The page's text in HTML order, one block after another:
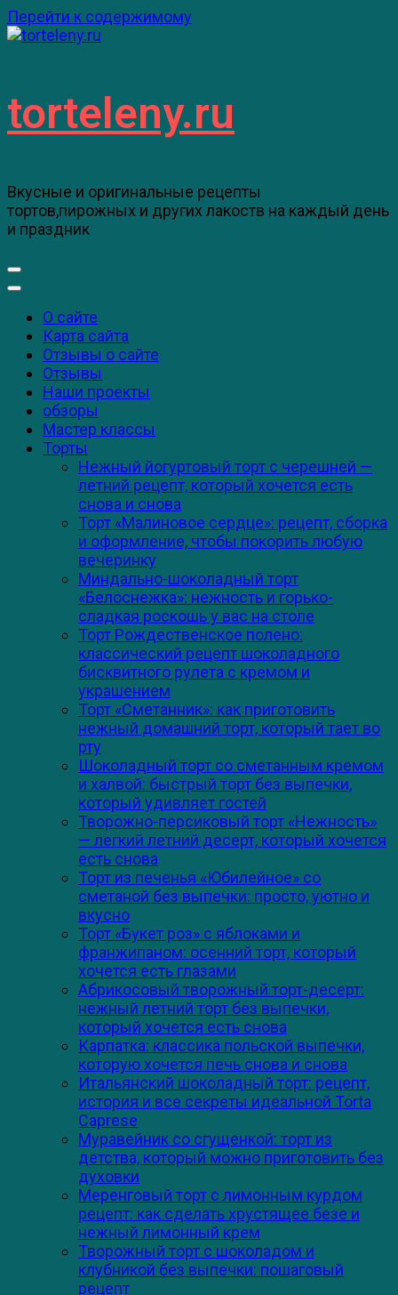
Перейти к содержимому
torteleny.ru
Вкусные и оригинальные рецепты
тортов,пирожных и других лакоств на каждый день
и праздник
О сайте
Карта сайта
Отзывы о сайте
Отзывы
Наши проекты
обзоры
Мастер классы
Торты
Нежный йогуртовый торт с черешней —
летний рецепт, который хочется есть
снова и снова
Торт «Малиновое сердце»: рецепт, сборка
и оформление, чтобы покорить любую
вечеринку
Миндально-шоколадный торт
«Белоснежка»: нежность и горько-
сладкая роскошь у вас на столе
Торт Рождественское полено:
классический рецепт шоколадного
бисквитного рулета с кремом и
украшением
Торт «Сметанник»: как приготовить
нежный домашний торт, который тает во
рту
Шоколадный торт со сметанным кремом
и халвой: быстрый торт без выпечки,
который удивляет гостей
Творожно-персиковый торт «Нежность»
— легкий летний десерт, который хочется
есть снова
Торт из печенья «Юбилейное» со
сметаной без выпечки: просто, уютно и
вкусно
Торт «Букет роз» с яблоками и
франжипаном: осенний торт, который
хочется есть глазами
Абрикосовый творожный торт-десерт:
нежный летний торт без выпечки,
который хочется есть снова
Карпатка: классика польской выпечки,
которую хочется печь снова и снова
Итальянский шоколадный торт: рецепт,
история и все секреты идеальной Torta
Caprese
Муравейник со сгущенкой: торт из
детства, который можно приготовить без
духовки
Меренговый торт с лимонным курдом
рецепт: как сделать хрустящее безе и
нежный лимонный крем
Творожный торт с шоколадом и
клубникой без выпечки: пошаговый
рецепт